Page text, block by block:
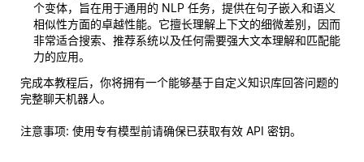
个变体，旨在用于通用的 NLP 任务，提供在句子嵌入和语义
相似性方面的卓越性能。它擅长理解上下文的细微差别，因而
非常适合搜索、推荐系统以及任何需要强大文本理解和匹配能
力的应用。
完成本教程后，你将拥有一个能够基于自定义知识库回答问题的
完整聊天机器人。
注意事项: 使用专有模型前请确保已获取有效 API 密钥。